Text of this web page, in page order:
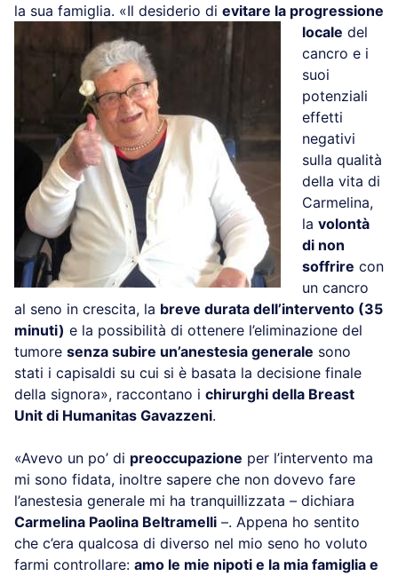
la sua famiglia. «Il desiderio di evitare la progressione
locale del
cancro e i
suoi
potenziali
effetti
negativi
sulla qualità
della vita di
Carmelina,
la volontà
di non
soffrire con
un cancro
al seno in crescita, la breve durata dell’intervento (35
minuti) e la possibilità di ottenere l’eliminazione del
tumore senza subire un’anestesia generale sono
stati i capisaldi su cui si è basata la decisione finale
della signora», raccontano i chirurghi della Breast
Unit di Humanitas Gavazzeni.
«Avevo un po’ di preoccupazione per l’intervento ma
mi sono fidata, inoltre sapere che non dovevo fare
l’anestesia generale mi ha tranquillizzata – dichiara
Carmelina Paolina Beltramelli –. Appena ho sentito
che c’era qualcosa di diverso nel mio seno ho voluto
farmi controllare: amo le mie nipoti e la mia famiglia e